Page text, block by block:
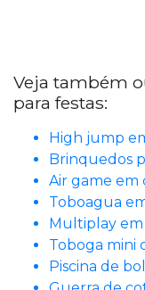
Veja também
para festas:
High jump
Brinquedos
Air game em
Toboagua
Multiplay em
Toboga mini
Piscina de